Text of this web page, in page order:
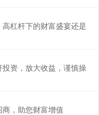
杠杆下的财富盛宴还是
资，放大收益，谨慎操
，助您财富增值